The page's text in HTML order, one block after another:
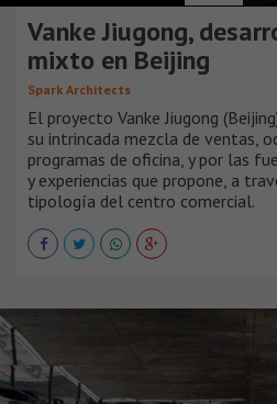
Vanke Jiugong,
mixto en Beijing
Spark Architects
El proyecto Vanke Jiugong
su intrincada mezcla de ventas,
programas de oficina, y por las
y experiencias que propone, a
tipología del centro comercial.